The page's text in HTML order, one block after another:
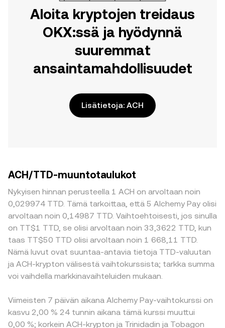
Aloita kryptojen treidaus
OKX:ssä ja hyödynnä
suuremmat
ansaintamahdollisuudet
Lisätietoja: ACH
ACH/TTD-muuntotaulukot
Nykyisen hinnan perusteella 1 ACH on arvoltaan noin
0,029974 TTD. Tämä tarkoittaa, että 5 Alchemy Pay olisi
arvoltaan noin 0,14987 TTD. Vaihtoehtoisesti, jos sinulla
on TT$1 TTD, se olisi arvoltaan noin 33,3622 TTD, kun
taas TT$50 TTD olisi arvoltaan noin 1 668,11 TTD.
Nämä luvut ovat suuntaa-antavia tietoja TTD-valuutan
ja ACH-krypton välisestä vaihtokurssista; tarkka summa
voi vaihdella markkinavaihteluiden mukaan.
Viimeisten 7 päivän aikana Alchemy Pay-vaihtokurssi on
kasvu 2,00 % 24 tunnin aikana tämä kurssi muuttui
0,00 %; korkein ACH-krypton ja Trinidadin ja Tobagon